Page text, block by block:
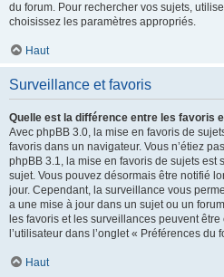
du forum. Pour rechercher vos sujets,
choisissez les paramètres appropriés.
Haut
Surveillance et favoris
Quelle est la différence entre les favoris
Avec phpBB 3.0, la mise en favoris de
favoris dans un navigateur. Vous n’étiez
phpBB 3.1, la mise en favoris de sujets est
sujet. Vous pouvez désormais être notifié
jour. Cependant, la surveillance vous
a une mise à jour dans un sujet ou un
les favoris et les surveillances peuvent
l’utilisateur dans l’onglet « Préférences du
Haut